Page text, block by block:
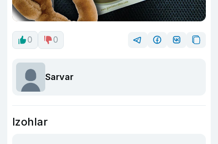
0 0
Sarvar
Izohlar